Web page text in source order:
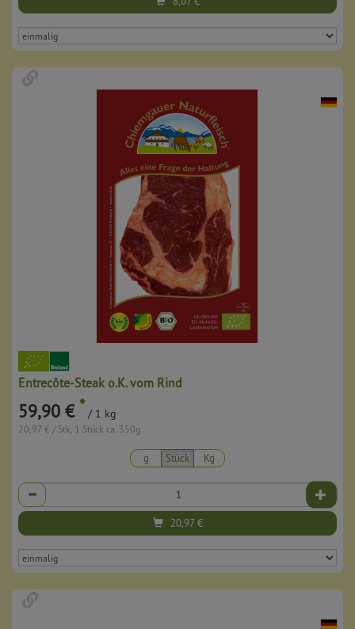
Entrecôte-Steak o.K. vom Rind
59,90 € * / 1 kg
20,97 € / Stk, 1 Stück ca. 350g
g Stück Kg
Anzahl
20,97 €